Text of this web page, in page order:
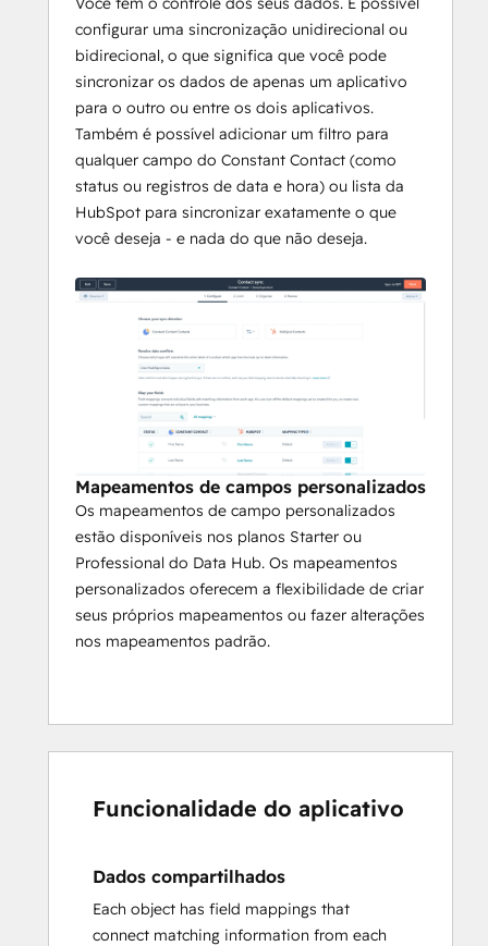
configurar uma sincronização unidirecional ou
bidirecional, o que significa que você pode
sincronizar os dados de apenas um aplicativo
para o outro ou entre os dois aplicativos.
Também é possível adicionar um filtro para
qualquer campo do Constant Contact (como
status ou registros de data e hora) ou lista da
HubSpot para sincronizar exatamente o que
você deseja - e nada do que não deseja.
Mapeamentos de campos personalizados
Os mapeamentos de campo personalizados
estão disponíveis nos planos Starter ou
Professional do Data Hub. Os mapeamentos
personalizados oferecem a flexibilidade de criar
seus próprios mapeamentos ou fazer alterações
nos mapeamentos padrão.
Funcionalidade do aplicativo
Dados compartilhados
Each object has field mappings that
connect matching information from each